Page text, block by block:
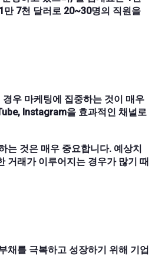
만 7천 달러로 20~30명의 직원을
우 마케팅에 집중하는 것이 매우
Instagram을 효과적인 채널로
는 것은 매우 중요합니다. 예상치
거래가 이루어지는 경우가 많기 때
채를 극복하고 성장하기 위해 기업